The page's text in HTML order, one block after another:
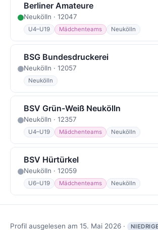
Berliner Amateure
Neukölln · 12047
U4–U19 Mädchenteams Neukölln
BSG Bundesdruckerei
Neukölln · 12057
Neukölln
BSV Grün-Weiß Neukölln
Neukölln · 12357
U4–U19 Mädchenteams Neukölln
BSV Hürtürkel
Neukölln · 12059
U6–U19 Mädchenteams Neukölln
Profil ausgelesen am 15. Mai 2026 ·